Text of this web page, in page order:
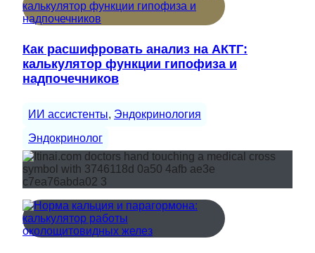
Как расшифровать анализ на АКТГ:
калькулятор функции гипофиза и
надпочечников
ИИ ассистенты, Эндокринология
Эндокринолог